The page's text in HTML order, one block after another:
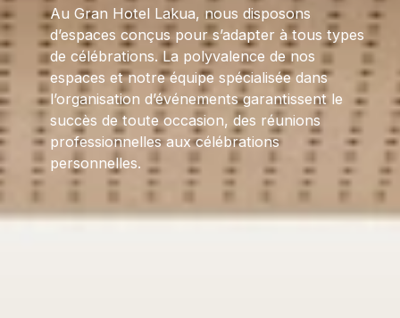
Au Gran Hotel Lakua, nous disposons
d’espaces conçus pour s’adapter à tous types
de célébrations. La polyvalence de nos
espaces et notre équipe spécialisée dans
l’organisation d’événements garantissent le
succès de toute occasion, des réunions
professionnelles aux célébrations
personnelles.